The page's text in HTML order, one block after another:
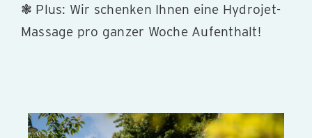
❃ Plus: Wir schenken Ihnen eine Hydrojet-
Massage pro ganzer Woche Aufenthalt!